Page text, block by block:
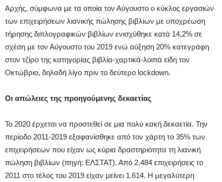
Αρχής, σύμφωνα με τα οποία τον Αύγουστο ο κύκλος εργασιών
των επιχειρήσεων λιανικής πώλησης βιβλίων με υποχρέωση
τήρησης διπλογραφικών βιβλίων ενισχύθηκε κατά 14,2% σε
σχέση με τον Αύγουστο του 2019 ενώ αύξηση 20% κατεγράφη
στον τζίρο της κατηγορίας βιβλία-χαρτικά-λοιπά είδη τον
Οκτώβριο, δηλαδή λίγο πριν το δεύτερο lockdown.
Οι απώλειες της προηγούμενης δεκαετίας
Το 2020 έρχεται να προστεθεί σε μια πολύ κακή δεκαετία. Την
περίοδο 2011-2019 εξαφανίσθηκε από τον χάρτη το 35% των
επιχειρήσεων που είχαν ως κύρια δραστηριότητα τη λιανική
πώληση βιβλίων (πηγή: ΕΛΣΤΑΤ). Από 2.484 επιχειρήσεις το
2011 στο τέλος του 2019 είχαν μείνει 1.614. Η μεγαλύτερη